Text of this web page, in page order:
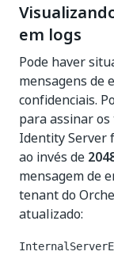
em logs
Pode haver
mensagens de
confidenciais.
para assinar
Identity Server
ao invés de
mensagem de
tenant do
atualizado: